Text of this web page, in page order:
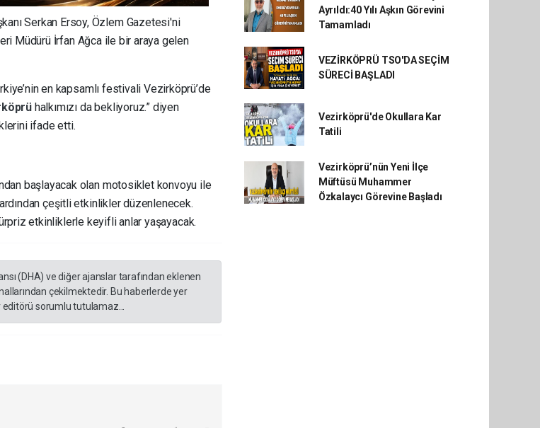
Serkan Ersoy, Özlem Gazetesi'ni
Müdürü İrfan Ağca ile bir araya gelen
en kapsamlı festivali Vezirköprü’de
halkımızı da bekliyoruz.” diyen
ifade etti.
başlayacak olan motosiklet konvoyu ile
çeşitli etkinlikler düzenlenecek.
etkinliklerle keyifli anlar yaşayacak.
(DHA) ve diğer ajanslar tarafından eklenen
çekilmektedir. Bu haberlerde yer
sorumlu tutulamaz...
Ayrıldı:40 Yılı Aşkın Görevini
Tamamladı
VEZİRKÖPRÜ TSO'DA SEÇİM
SÜRECİ BAŞLADI
Vezirköprü'de Okullara Kar
Tatili
Vezirköprü’nün Yeni İlçe
Müftüsü Muhammer
Özkalaycı Görevine Başladı